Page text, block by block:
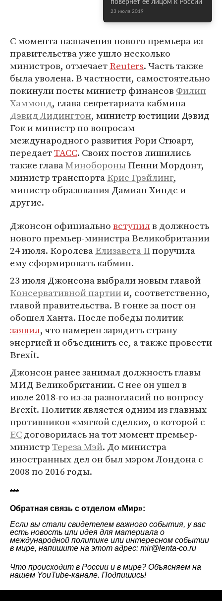
повернет ее лицом к России
23 июля 2019
С момента назначения нового премьера из
правительства уже ушло несколько
министров, отмечаетReuters. Часть также
была уволена. В частности, самостоятельно
покинули посты министр финансов Филип
Хаммонд, глава секретариата кабмина
Дэвид Лидингтон, министр юстиции Дэвид
Гок и министр по вопросам
международного развития Рори Стюарт,
передаетТАСС. Своих постов лишились
также главаМинобороныПенни Мордонт,
министр транспортаКрис Грэйлинг,
министр образования Дамиан Хиндс и
другие.
Джонсон официальновступилв должность
нового премьер-министра Великобритании
24 июля. КоролеваЕлизавета IIпоручила
ему сформировать кабмин.
23 июля Джонсона выбрали новым главой
Консервативной партиии, соответственно,
главой правительства. В гонке за пост он
обошел Ханта. После победы политик
заявил, что намерен зарядить страну
энергией и объединить ее, а также провести
Brexit.
Джонсон ранее занимал должность главы
МИД Великобритании. С нее он ушел в
июле 2018-го из-за разногласий по вопросу
Brexit. Политик является одним из главных
противников «мягкой сделки», о которой с
ЕСдоговорилась на тот момент премьер-
министрТереза Мэй. До министра
иностранных дел он был мэром Лондона с
2008 по 2016 годы.
***
Обратная связь с отделом « Мир»:
Если вы стали свидетелем важного события, у вас
есть новость или идея для материала о
международной политике или интересном событии
в мире, напишите на этот адрес: mir@lenta-co.ru
Что происходит в России и в мире? Объясняем на
нашем YouTube-канале. Подпишись!